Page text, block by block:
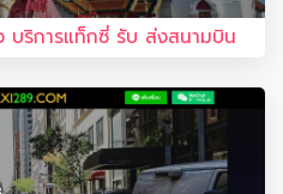
บริการแท็กซี่ รับ ส่งสนามบิน